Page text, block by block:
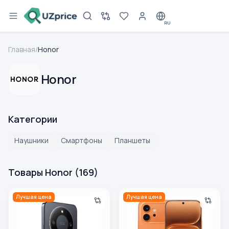
RU
Главная/Honor
Honor
Категории
Наушники Смартфоны Планшеты
Товары Honor (169)
Смартфон Honor X9D 12/256 ГБ, черный
Лучшая цена Смартфон Honor 600 8/
Лучшая цена